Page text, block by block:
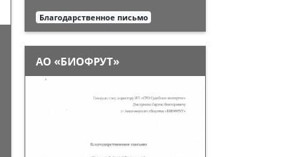
Благодарственное письмо
АО «БИОФРУТ»